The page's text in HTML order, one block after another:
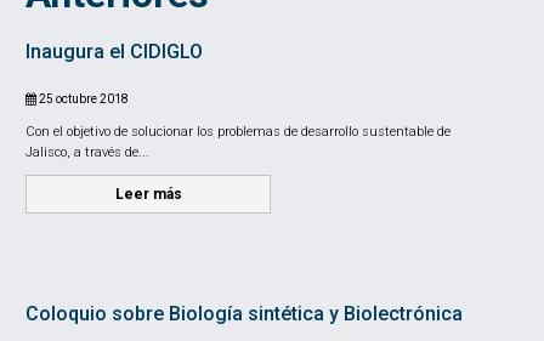
Inaugura el CIDIGLO
25 octubre 2018
Con el objetivo de solucionar los problemas de desarrollo sustentable de
Jalisco, a través de...
Leer más
Coloquio sobre Biología sintética y Biolectrónica